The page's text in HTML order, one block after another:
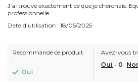
J'ai trouvé exactement ce que je cherchais.
professionnelle.
Date d’utilisation : 18/05/2025
Recommande ce produit
:
Oui
Avez-vous
Oui - 0